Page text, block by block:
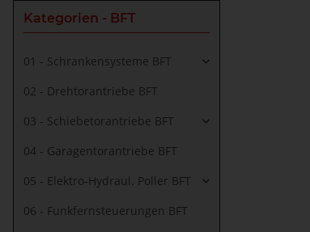
Kategorien - BFT
01 - Schrankensysteme BFT
02 - Drehtorantriebe BFT
03 - Schiebetorantriebe BFT
04 - Garagentorantriebe BFT
05 - Elektro-Hydraul. Poller BFT
06 - Funkfernsteuerungen BFT